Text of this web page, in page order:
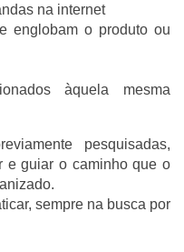
na internet
englobam o produto ou
àquela mesma
pesquisadas,
e guiar o caminho que o
sempre na busca por